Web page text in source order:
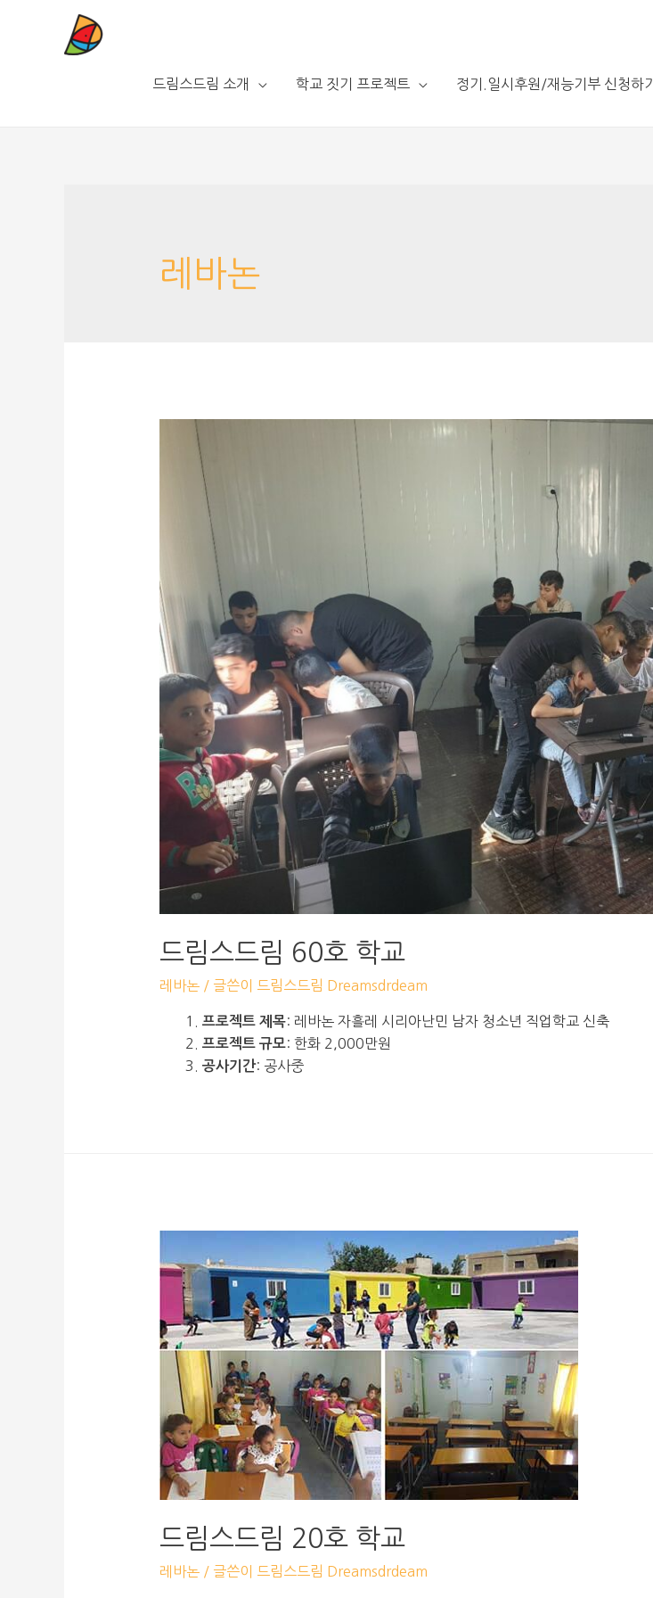
드림스드림 소개 학교 짓기 프로젝트 정기.일시후원/재능기부 신청하기
레바논
드림스드림 60호 학교
레바논/ 글쓴이 드림스드림 Dreamsdrdeam
프로젝트 제목: 레바논 자흘레 시리아난민 남자 청소년 직업학교 신축
프로젝트 규모: 한화 2,000만원
공사기간: 공사중
드림스드림 20호 학교
레바논/ 글쓴이 드림스드림 Dreamsdrdeam